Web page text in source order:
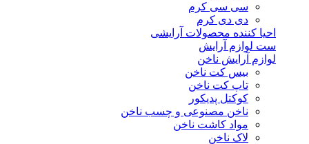
سی سی کرم
دی دی کرم
احیا کننده محصولات آرایشی
ست لوازم آرایش
لوازم آرایش ناخن
بیس کت ناخن
تاپ کت ناخن
کوکتل پدیکور
ناخن مصنوعی و چسب ناخن
مواد کاشت ناخن
لاک ناخن